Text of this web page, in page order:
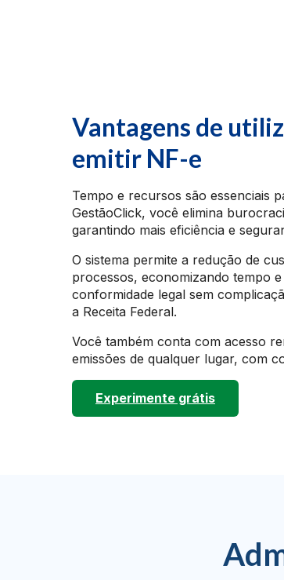
Vantagens de
emitir NF-e
Tempo e recursos são essenciais
GestãoClick, você elimina
garantindo mais eficiência e
O sistema permite a redução de
processos, economizando tempo
conformidade legal sem
a Receita Federal.
Você também conta com acesso
emissões de qualquer lugar, com
Experimente grátis